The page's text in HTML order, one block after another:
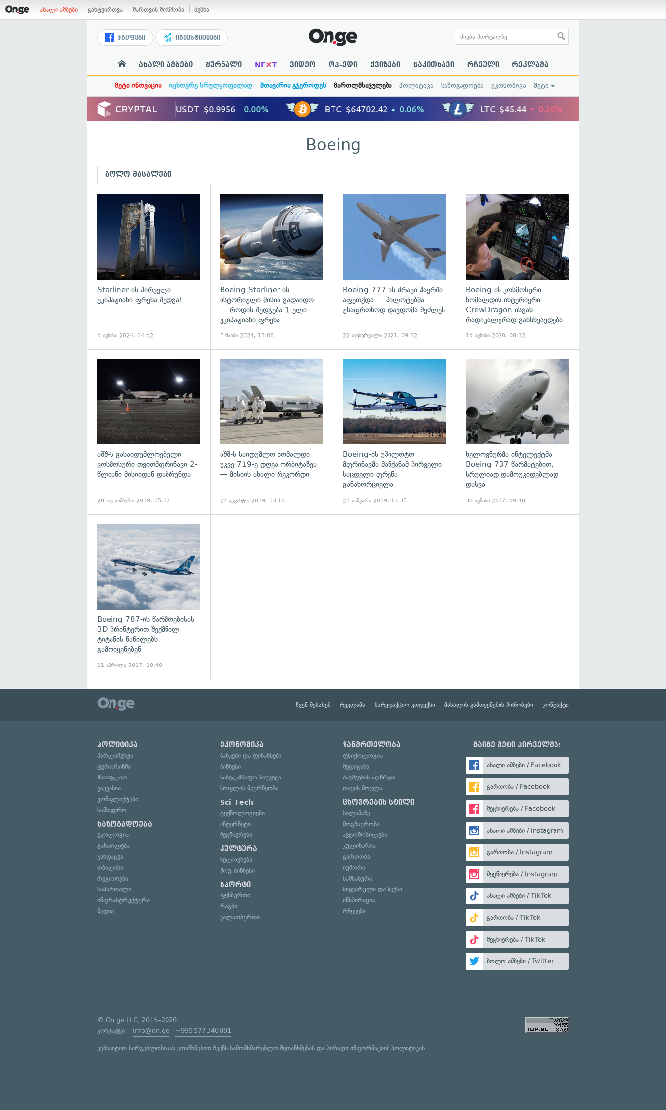
ახალი ამბები განტვირთვა მართვის მოწმობა ძებნა
ჯგუფები ინვესტიციები
ახალი ამბები ჟურნალი NE×T ვიდეო ოპ-ედი ქვიზები საკითხავი რჩეული რეკლამა
მეტი ინოვაცია იცხოვრე სრულყოფილად მთავარია გჯეროდეს მართლმსაჯულება პოლიტიკა საზოგადოება ეკონომიკა მეტი
Boeing
ბოლო მასალები
გადახედვა
Starliner-ის პირველი
ეკიპაჟიანი ფრენა შედგა!
5 ივნისი 2024, 14:52
გადახედვა
Boeing Starliner-ის
ისტორიული მისია გადაიდო
— როდის შედგება 1-ელი
ეკიპაჟიანი ფრენა
7 მაისი 2024, 13:08
გადახედვა
Boeing 777-ის ძრავი ჰაერში
აფეთქდა — პილოტებმა
უსაფრთხოდ დაჯდომა შეძლეს
22 თებერვალი 2021, 09:32
Boeing-ის კოსმოსური
ხომალდის ინტერიერი
CrewDragon-ისგან
რადიკალურად განსხვავდება
15 ივნისი 2020, 08:32
გადახედვა
აშშ-ს გასაიდუმლოებული
კოსმოსური თვითმფრინავი 2-
წლიანი მისიიდან დაბრუნდა
28 ოქტომბერი 2019, 15:17
აშშ-ს საიდუმლო ხომალდი
უკვე 719-ე დღეა ორბიტაზეა
— მისიის ახალი რეკორდი
27 აგვისტო 2019, 13:10
Boeing-ის უპილოტო
მფრინავმა მანქანამ პირველი
საცდელი ფრენა
განახორციელა
27 იანვარი 2019, 13:35
ხელოვნურმა ინტელექტმა
Boeing 737 წარმატებით,
სრულიად დამოუკიდებლად
დასვა
30 ივნისი 2017, 09:48
Boeing 787-ის წარმოებისას
3D პრინტერით შექმნილ
ტიტანის ნაწილებს
გამოიყენებენ
11 აპრილი 2017, 10:40
ჩვენ შესახებ რეკლამა სარედაქციო კოდექსი მასალის გამოყენების პირობები კონტაქტი
პოლიტიკა
პარლამენტი
ტერორიზმი
მსოფლიო
კავკასია
კონფლიქტები
სამხედრო
საზოგადოება
ეკოლოგია
განათლება
ჯანდაცვა
თბილისი
რეგიონები
სამართალი
ინფრასტრუქტურა
მედია
ეკონომიკა
ბანკები და ფინანსები
ბიზნესი
სახელმწიფო ბიუჯეტი
სოფლის მეურნეობა
Sci-Tech
ტექნოლოგიები
ინტერნეტი
მეცნიერება
კულტურა
ხელოვნება
შოუ-ბიზნესი
სპორტი
ფეხბურთი
რაგბი
კალათბურთი
ჯანმრთელობა
ფსიქოლოგია
მედიცინა
ბავშვების აღზრდა
თავის მოვლა
ცხოვრების სტილი
სილამაზე
მოგზაურობა
ავტომობილები
კულინარია
გართობა
იუმორი
სამსახური
სიყვარული და სექსი
ინსპირაცია
რჩევები
გაიგე მეტი პირველმა:
ახალი ამბები / Facebook
გართობა / Facebook
მეცნიერება / Facebook
ახალი ამბები / Instagram
გართობა / Instagram
მეცნიერება / Instagram
ახალი ამბები / TikTok
გართობა / TikTok
მეცნიერება / TikTok
ბოლო ამბები / Twitter
© On.ge LLC, 2015–2026
კონტაქტი: info@on.ge +995 577 340 891
ვებსაიტით სარგებლობისას ეთანხმებით ჩვენს სამომხმარებლო შეთანხმებას და პირადი ინფორმაციის პოლიტიკას.